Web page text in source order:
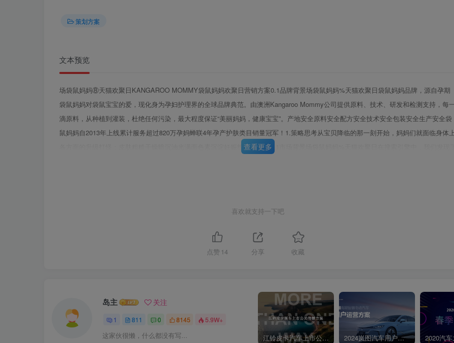
策划方案
文本预览
场袋鼠妈妈⑧天猫欢聚日KANGAROO MOMMY袋鼠妈妈欢聚日营销方案0.1品牌背景场袋鼠妈妈%天猫欢聚日袋鼠妈妈品牌，源自孕期
袋鼠妈妈对袋鼠宝宝的爱，现化身为孕妇护理界的全球品牌典范。由澳洲Kangaroo Mommy公司提供原料、技术、研发和检测支持，每
滴原料，从种植到灌装，杜绝任何污染，最大程度保证“美丽妈妈，健康宝宝”。产地安全原料安全配方安全技术安全包装安全生产安全袋
鼠妈妈自2013年上线累计服务超过820万孕妈蝉联4年孕产护肤类目销量冠军！1.策略思考从宝贝降临的那一刻开始，妈妈们就面临身体上
各方面的升级打怪：皮肤粗糙干燥暗沉油光满面色素沉淀妊娠纹身材走形1.1市场背景场袋鼠妈妈%天猫欢聚日在搜索引擎中，我们发现了
查看更多
喜欢就支持一下吧
点赞 14 分享 收藏
岛主 关注
1 811 0 8145 5.9W+
这家伙很懒，什么都没有写... 江铃皮卡汽车上市公关传播策划案 2024岚图汽车用户运营方案